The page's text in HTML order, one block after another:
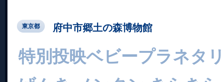
東京都 府中市郷土の森博物館
特別投映ベビープラネタ